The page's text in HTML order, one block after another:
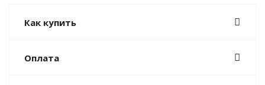
Как купить
Оплата